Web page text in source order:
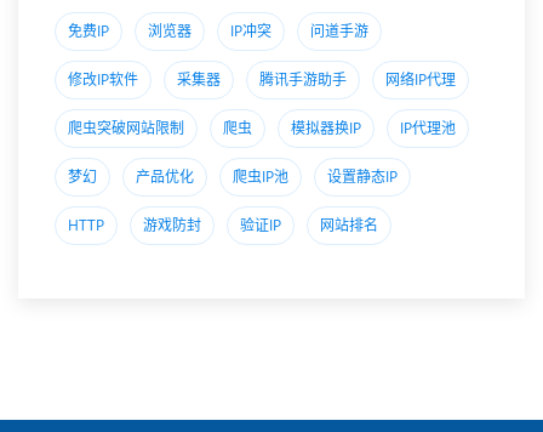
免费IP 浏览器 IP冲突 问道手游
修改IP软件 采集器 腾讯手游助手 网络IP代理
爬虫突破网站限制 爬虫 模拟器换IP IP代理池
梦幻 产品优化 爬虫IP池 设置静态IP
HTTP 游戏防封 验证IP 网站排名